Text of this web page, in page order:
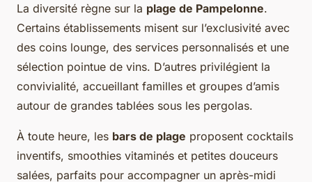
La diversité règne sur la plage de Pampelonne.
Certains établissements misent sur l’exclusivité avec
des coins lounge, des services personnalisés et une
sélection pointue de vins. D’autres privilégient la
convivialité, accueillant familles et groupes d’amis
autour de grandes tablées sous les pergolas.
À toute heure, les bars de plage proposent cocktails
inventifs, smoothies vitaminés et petites douceurs
salées, parfaits pour accompagner un après-midi